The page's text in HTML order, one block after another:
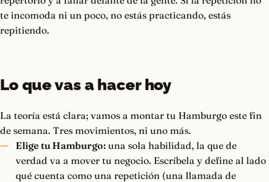
te incomoda ni un poco, no estás practicando, estás
repitiendo.
Lo que vas a hacer hoy
La teoría está clara; vamos a montar tu Hamburgo este fin
de semana. Tres movimientos, ni uno más.
Elige tu Hamburgo:una sola habilidad, la que de
verdad va a mover tu negocio. Escríbela y define al lado
qué cuenta como una repetición (una llamada de